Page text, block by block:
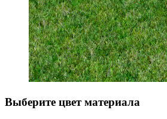
Выберите цвет материала